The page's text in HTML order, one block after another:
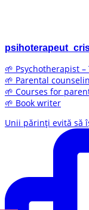
🌱 Psychotherapist –
🌱 Parental
🌱 Courses for
🌱 Book writer
Unii părinți evită să